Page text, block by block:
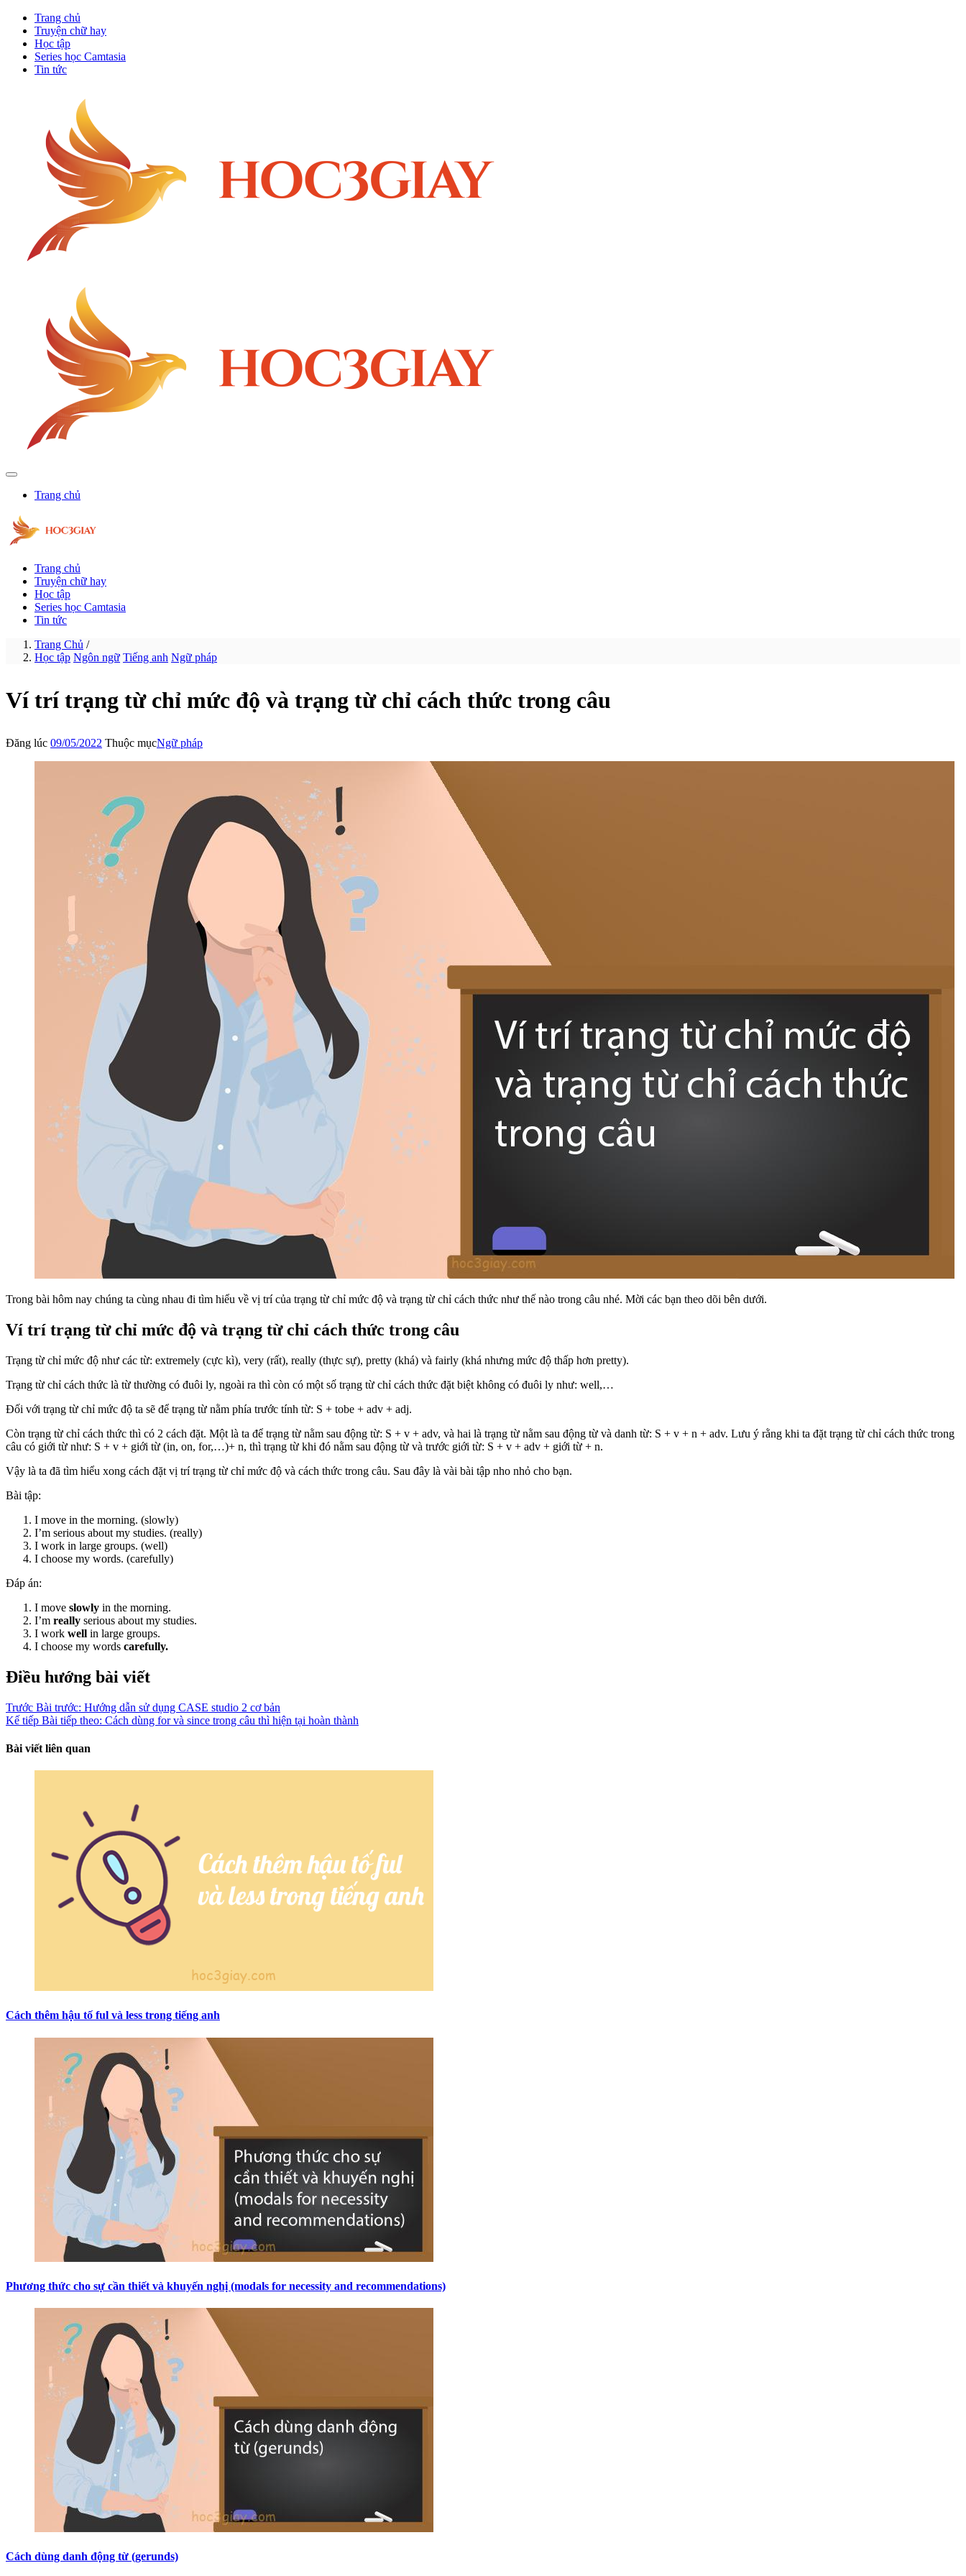
Trang chủ
Truyện chữ hay
Học tập
Series học Camtasia
Tin tức
Trang chủ
Trang chủ
Truyện chữ hay
Học tập
Series học Camtasia
Tin tức
Trang Chủ /
Học tập Ngôn ngữ Tiếng anh Ngữ pháp
Ví trí trạng từ chỉ mức độ và trạng từ chỉ cách thức trong câu
Đăng lúc 09/05/2022 Thuộc mụcNgữ pháp
Trong bài hôm nay chúng ta cùng nhau đi tìm hiểu về vị trí của trạng từ chỉ mức độ và trạng từ chỉ cách thức như thế nào trong câu nhé. Mời các bạn theo dõi bên dưới.
Ví trí trạng từ chỉ mức độ và trạng từ chỉ cách thức trong câu
Trạng từ chỉ mức độ như các từ: extremely (cực kì), very (rất), really (thực sự), pretty (khá) và fairly (khá nhưng mức độ thấp hơn pretty).
Trạng từ chỉ cách thức là từ thường có đuôi ly, ngoài ra thì còn có một số trạng từ chỉ cách thức đặt biệt không có đuôi ly như: well,…
Đối với trạng từ chỉ mức độ ta sẽ để trạng từ nằm phía trước tính từ: S + tobe + adv + adj.
Còn trạng từ chỉ cách thức thì có 2 cách đặt. Một là ta để trạng từ nằm sau động từ: S + v + adv, và hai là trạng từ nằm sau động từ và danh từ: S + v + n + adv. Lưu ý rằng khi ta đặt trạng từ chỉ cách thức trong
câu có giới từ như: S + v + giới từ (in, on, for,…)+ n, thì trạng từ khi đó nằm sau động từ và trước giới từ: S + v + adv + giới từ + n.
Vậy là ta đã tìm hiểu xong cách đặt vị trí trạng từ chỉ mức độ và cách thức trong câu. Sau đây là vài bài tập nho nhỏ cho bạn.
Bài tập:
I move in the morning. (slowly)
I’m serious about my studies. (really)
I work in large groups. (well)
I choose my words. (carefully)
Đáp án:
I move slowly in the morning.
I’m really serious about my studies.
I work well in large groups.
I choose my words carefully.
Điều hướng bài viết
Trước Bài trước: Hướng dẫn sử dụng CASE studio 2 cơ bản
Kế tiếp Bài tiếp theo: Cách dùng for và since trong câu thì hiện tại hoàn thành
Bài viết liên quan
Cách thêm hậu tố ful và less trong tiếng anh
Phương thức cho sự cần thiết và khuyến nghị (modals for necessity and recommendations)
Cách dùng danh động từ (gerunds)